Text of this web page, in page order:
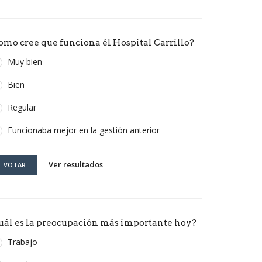
cree que funciona él Hospital Carrillo?
Muy bien
Bien
Regular
Funcionaba mejor en la gestión anterior
VOTAR Ver resultados
es la preocupación más importante hoy?
Trabajo